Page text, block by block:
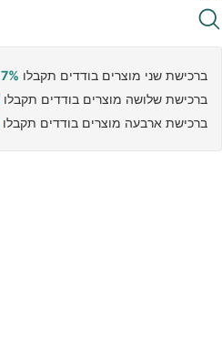
ברכישת שני מוצרים בודדים תקבלו 7% הנחה
ברכישת שלושה מוצרים בודדים תקבלו
ברכישת ארבעה מוצרים בודדים תקבלו